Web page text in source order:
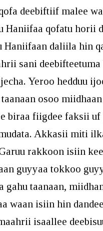
deebiftiif malee
qofatu horii
Haniifaan daliila hin
sani deebifteetuma
Yeroo hedduu
osoo
biraa fiigdee faksii
Akkasii miti
rakkoon isiin
guyyaa tokkoo
taanaan,
waan isiin hin
isaallee